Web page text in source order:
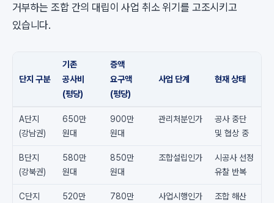
거부하는 조합 간의 대립이 사업 취소 위기를 고조시키고
있습니다.
단지 구분
기존
공사비
(평당)
증액
요구액
(평당)
사업 단계 현재 상태
A단지
(강남권)
650만
원대
900만
원대
관리처분인가
공사 중단
및 협상 중
B단지
(강북권)
580만
원대
850만
원대
조합설립인가
시공사 선정
유찰 반복
C단지 520만 780만 사업시행인가 조합 해산